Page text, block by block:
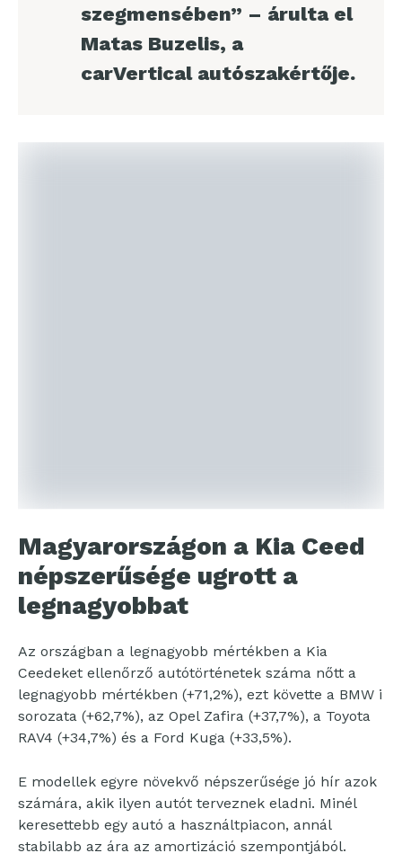
szegmensében” – árulta el
Matas Buzelis, a
carVertical autószakértője.
Magyarországon a Kia Ceed
népszerűsége ugrott a
legnagyobbat
Az országban a legnagyobb mértékben a Kia
Ceedeket ellenőrző autótörténetek száma nőtt a
legnagyobb mértékben (+71,2%), ezt követte a BMW i
sorozata (+62,7%), az Opel Zafira (+37,7%), a Toyota
RAV4 (+34,7%) és a Ford Kuga (+33,5%).
E modellek egyre növekvő népszerűsége jó hír azok
számára, akik ilyen autót terveznek eladni. Minél
keresettebb egy autó a használtpiacon, annál
stabilabb az ára az amortizáció szempontjából.